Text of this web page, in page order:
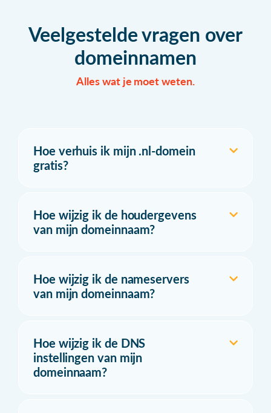
Veelgestelde vragen over
domeinnamen
Alles wat je moet weten.
Hoe verhuis ik mijn .nl-domein
gratis?
Hoe wijzig ik de houdergevens
van mijn domeinnaam?
Hoe wijzig ik de nameservers
van mijn domeinnaam?
Hoe wijzig ik de DNS
instellingen van mijn
domeinnaam?